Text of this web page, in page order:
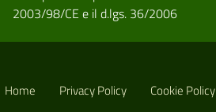
2003/98/CE e il d.lgs. 36/2006
Home Privacy Policy Cookie Policy